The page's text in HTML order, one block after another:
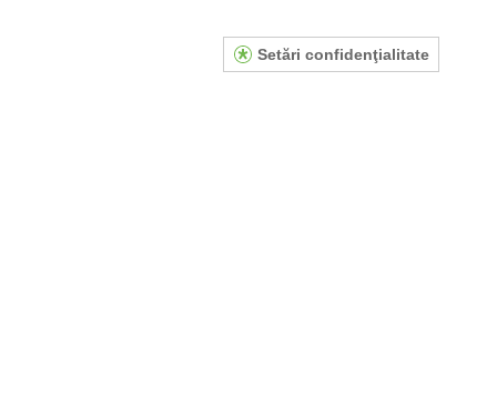
Setări confidenţialitate